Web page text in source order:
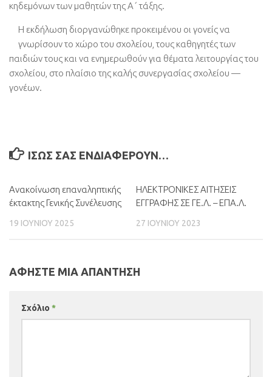
κηδεμόνων των μαθητών της Α΄ τάξης.
Η εκδήλωση διοργανώθηκε προκειμένου οι γονείς να
γνωρίσουν το χώρο του σχολείου, τους καθηγητές των
παιδιών τους και να ενημερωθούν για θέματα λειτουργίας του
σχολείου, στο πλαίσιο της καλής συνεργασίας σχολείου —
γονέων.
ΊΣΩΣ ΣΑΣ ΕΝΔΙΑΦΈΡΟΥΝ…
Ανακοίνωση επαναληπτικής
έκτακτης Γενικής Συνέλευσης
19 ΙΟΥΝΊΟΥ 2025
ΗΛΕΚΤΡΟΝΙΚΕΣ ΑΙΤΗΣΕΙΣ
ΕΓΓΡΑΦΗΣ ΣΕ ΓΕ.Λ. – ΕΠΑ.Λ.
27 ΙΟΥΝΊΟΥ 2023
ΑΦΉΣΤΕ ΜΙΑ ΑΠΆΝΤΗΣΗ
Σχόλιο *